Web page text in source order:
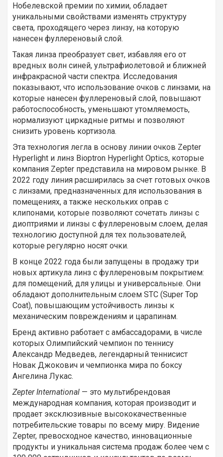
Нобелевской премии по химии, обладает
уникальными свойствами изменять структуру
света, проходящего через линзу, на которую
нанесен фуллереновый слой.
Такая линза преобразует свет, избавляя его от
вредных волн синей, ультрафиолетовой и ближней
инфракрасной части спектра. Исследования
показывают, что использование очков с линзами, на
которые нанесен фуллереновый слой, повышают
работоспособность, уменьшают утомляемость,
нормализуют циркадные ритмы и позволяют
снизить уровень кортизола.
Эта технология легла в основу линии очков Zepter
Hyperlight и линз Bioptron Hyperlight Optics, которые
компания Zepter представила на мировом рынке. В
2022 году линия расширилась за счет готовых очков
с линзами, предназначенных для использования в
помещениях, а также нескольких оправ с
клипонами, которые позволяют сочетать линзы с
диоптриями и линзы с фуллереновым слоем, делая
технологию доступной для тех пользователей,
которые регулярно носят очки.
В конце 2022 года были запущены в продажу три
новых артикула линз с фуллереновым покрытием:
для помещений, для улицы и универсальные. Они
обладают дополнительным слоем STC (Super Top
Coat), повышающим устойчивость линзы к
механическим повреждениям и царапинам.
Бренд активно работает с амбассадорами, в числе
которых Олимпийский чемпион по теннису
Александр Медведев, легендарный теннисист
Новак Джокович и чемпионка мира по боксу
Ангелина Лукас.
Zepter International — это мультибрендовая
международная компания, которая производит и
продает эксклюзивные высококачественные
потребительские товары по всему миру. Видение
Zepter, превосходное качество, инновационные
продукты и уникальная система продаж более чем с